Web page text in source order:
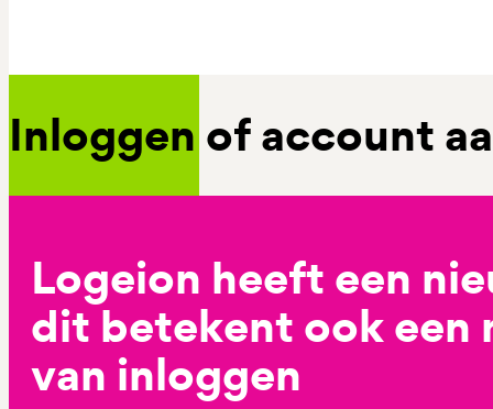
Inloggen of account
Logeion heeft een
dit betekent ook een
van inloggen